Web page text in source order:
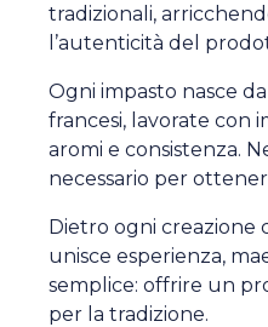
tradizionali,
l’autenticità del
Ogni impasto nasce
francesi, lavorate con
aromi e consistenza.
necessario per
Dietro ogni creazione
unisce esperienza,
semplice: offrire un
per la tradizione.